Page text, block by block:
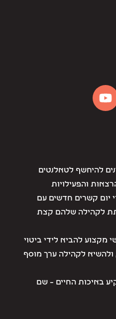
להיחשף לטאלנטים
והפעילויות
יום קשרים חדשים עם
לקהילה שלהם קצת
מקצוע להביא לידי ביטוי
לקהילה ערך מוסף
באיכות החיים – שם